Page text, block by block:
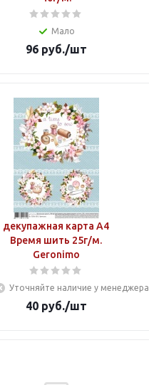
Мало
96руб./шт
декупажная карта А4
Время шить 25г/м.
Geronimo
Уточняйте наличие у менеджера
40руб./шт